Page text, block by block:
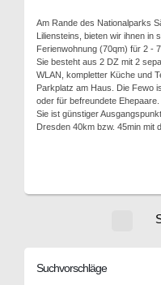
Am Rande des Nationalparks
Liliensteins, bieten wir ihnen in
Ferienwohnung (70qm) für 2 -
Sie besteht aus 2 DZ mit 2
WLAN, kompletter Küche und
Parkplatz am Haus. Die Fewo
oder für befreundete Ehepaare.
Sie ist günstiger
Dresden 40km bzw. 45min mit
Suchvorschläge